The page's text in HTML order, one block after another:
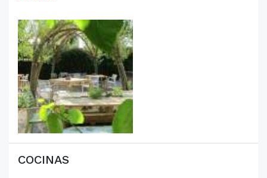
COCINAS